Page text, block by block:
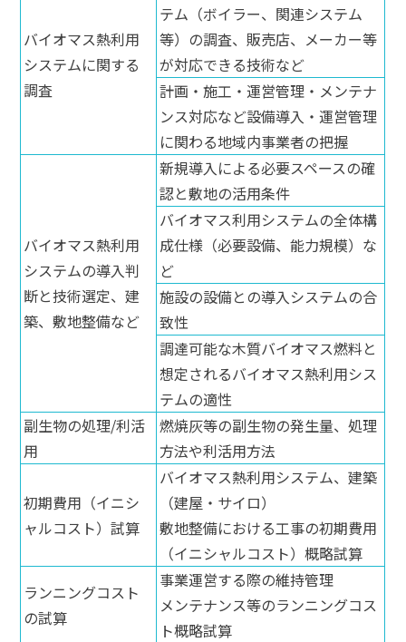
バイオマス熱利用
システムに関する
調査
テム（ボイラー、関連システム
等）の調査、販売店、メーカー等
が対応できる技術など
計画・施工・運営管理・メンテナ
ンス対応など設備導入・運営管理
に関わる地域内事業者の把握
バイオマス熱利用
システムの導入判
断と技術選定、建
築、敷地整備など
新規導入による必要スペースの確
認と敷地の活用条件
バイオマス利用システムの全体構
成仕様（必要設備、能力規模）な
ど
施設の設備との導入システムの合
致性
調達可能な木質バイオマス燃料と
想定されるバイオマス熱利用シス
テムの適性
副生物の処理/利活
用
燃焼灰等の副生物の発生量、処理
方法や利活用方法
初期費用（イニシ
ャルコスト）試算
バイオマス熱利用システム、建築
（建屋・サイロ）
敷地整備における工事の初期費用
（イニシャルコスト）概略試算
ランニングコスト
の試算
事業運営する際の維持管理
メンテナンス等のランニングコス
ト概略試算